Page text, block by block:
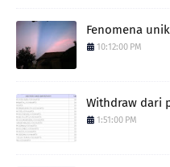
Fenomena
10:12:00 PM
Withdraw dari
1:51:00 PM